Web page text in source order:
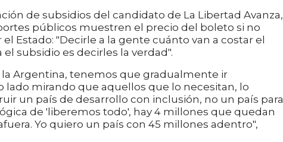
de subsidios del candidato de La Libertad Avanza,
públicos muestren el precio del boleto si no
Estado: "Decirle a la gente cuánto van a costar el
subsidio es decirles la verdad".
Argentina, tenemos que gradualmente ir
lado mirando que aquellos que lo necesitan, lo
un país de desarrollo con inclusión, no un país para
de 'liberemos todo', hay 4 millones que quedan
Yo quiero un país con 45 millones adentro",